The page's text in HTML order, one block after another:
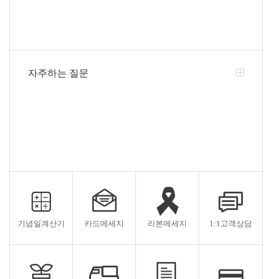
자주하는 질문
기념일계산기 카드메세지 리본메세지 1:1고객상담